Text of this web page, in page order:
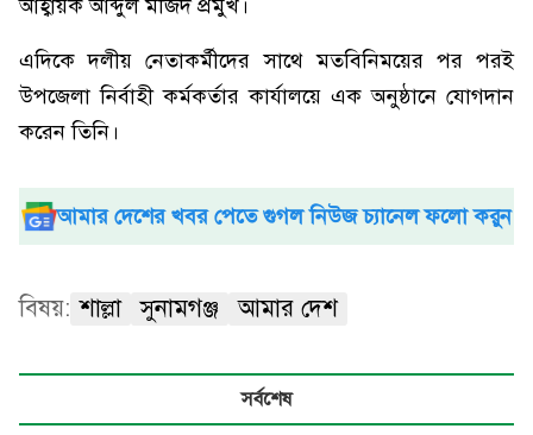
আহ্বায়ক আব্দুল মজিদ প্রমুখ।
এদিকে দলীয় নেতাকর্মীদের সাথে মতবিনিময়ের পর পরই
উপজেলা নির্বাহী কর্মকর্তার কার্যালয়ে এক অনুষ্ঠানে যোগদান
করেন তিনি।
আমার দেশের খবর পেতে গুগল নিউজ চ্যানেল ফলো করুন
বিষয়: শাল্লা সুনামগঞ্জ আমার দেশ
সর্বশেষ